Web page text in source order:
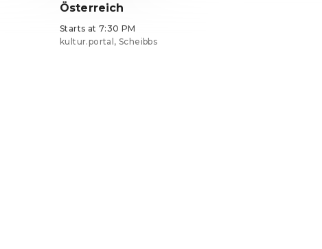
Österreich
Starts at 7:30 PM
kultur.portal, Scheibbs